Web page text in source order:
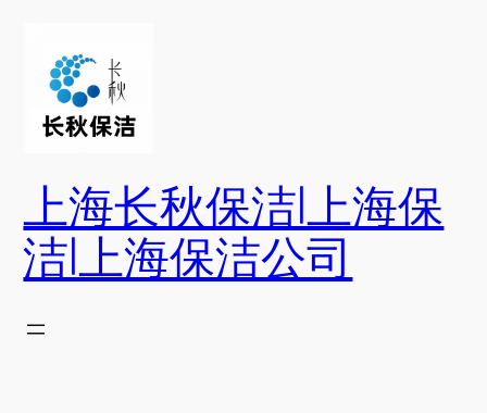
上海长秋保洁|上海保
洁|上海保洁公司